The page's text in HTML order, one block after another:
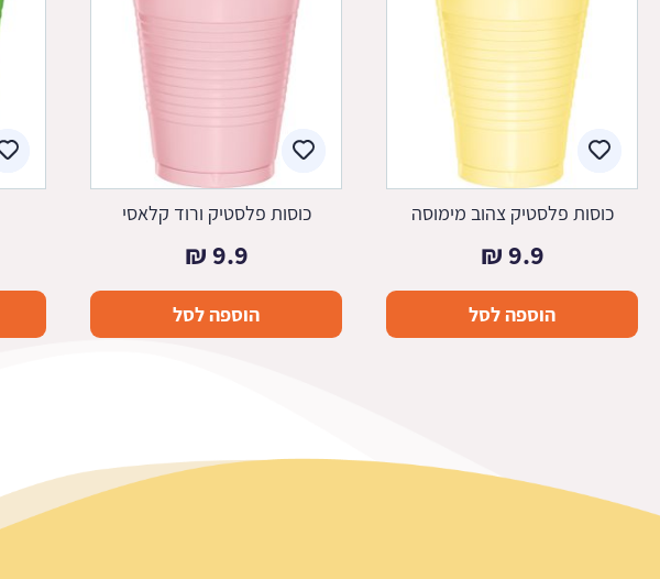
כוסות פלסטיק צהוב מימוסה
9.9
₪
הוספה לסל
כוסות פלסטיק ורוד קלאסי
9.9
₪
הוספה לסל